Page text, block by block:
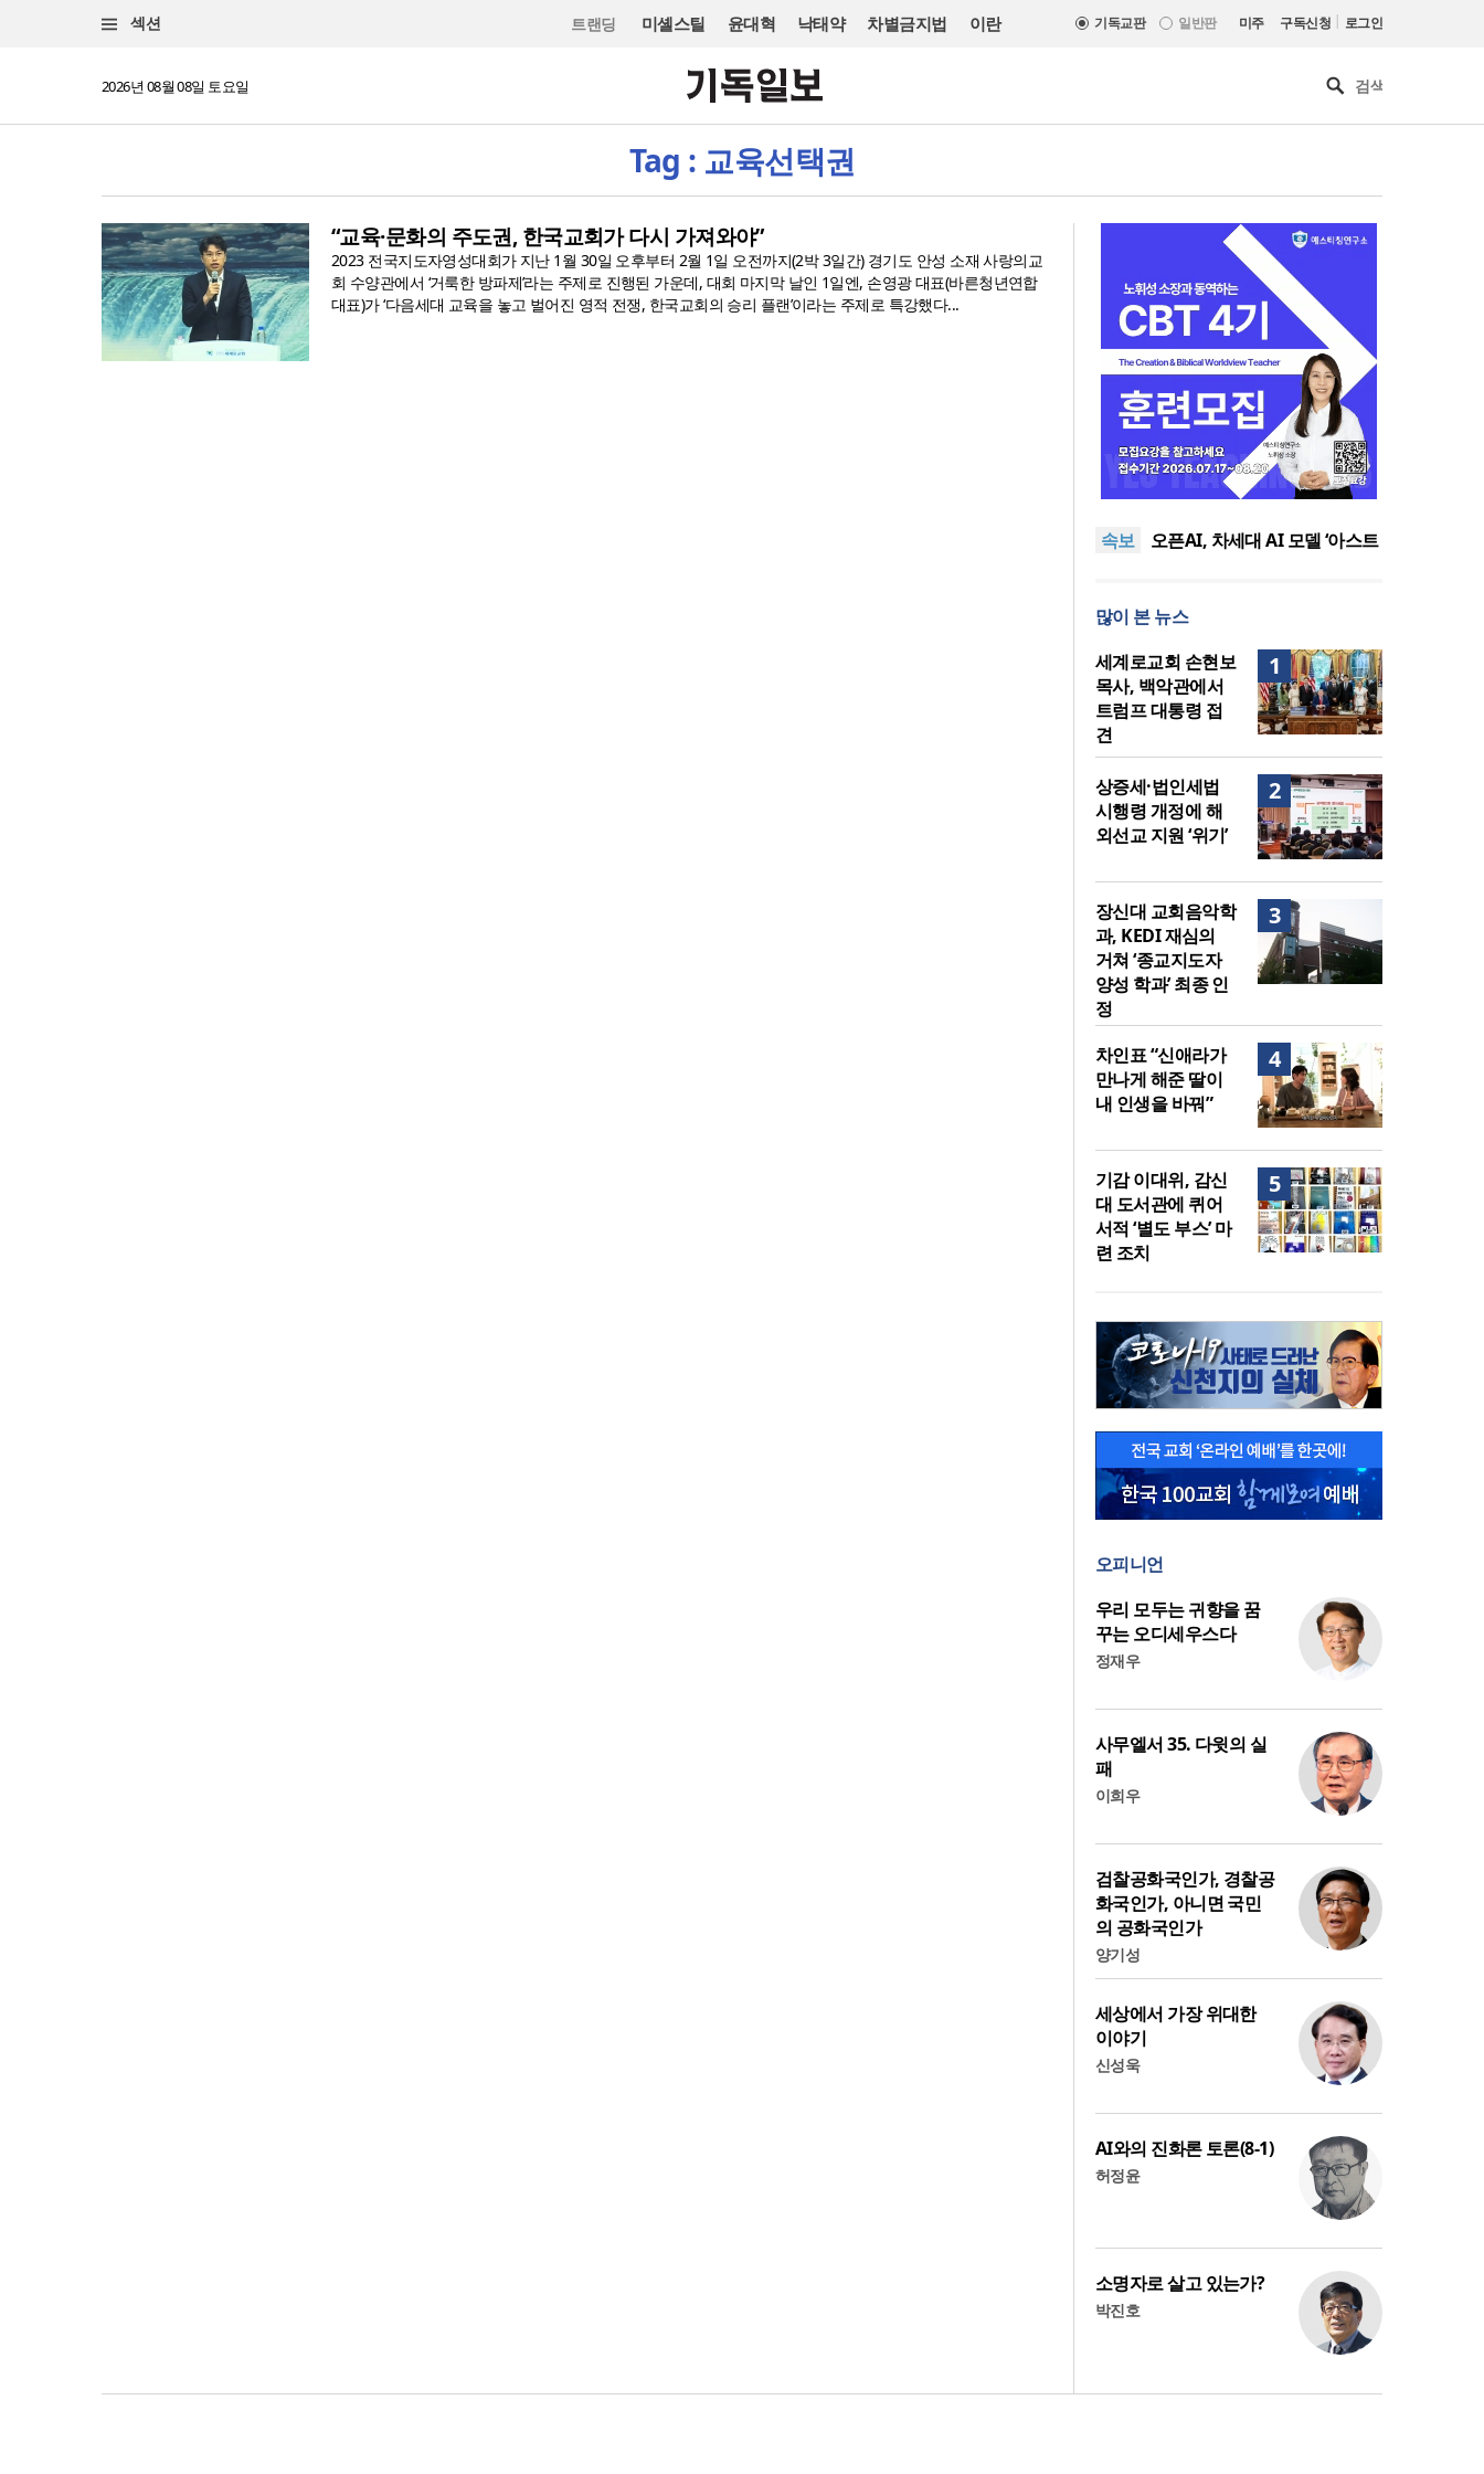
섹션 트랜딩 미셸스틸 윤대혁 낙태약 차별금지법 이란 기독교판 일반판 미주 구독신청 | 로그인
2026년 08월 08일 토요일
Tag : 교육선택권
“교육·문화의 주도권, 한국교회가 다시 가져와야”
2023 전국지도자영성대회가 지난 1월 30일 오후부터 2월 1일 오전까지(2박 3일간) 경기도 안성 소재 사랑의교
회 수양관에서 ‘거룩한 방파제’라는 주제로 진행된 가운데, 대회 마지막 날인 1일엔, 손영광 대표(바른청년연합
대표)가 ‘다음세대 교육을 놓고 벌어진 영적 전쟁, 한국교회의 승리 플랜’이라는 주제로 특강했다...
속보
기감 이대위, 감신대 도서관에
명… 전년 동기 대비 34.4% 감
오픈AI, 차세대 AI 모델 ‘아스트
찰 수사 11개월째
관측에 재차 반대… “미래세대
위한 국가적 자산”
기감 이대위, 감신대 도서관에
퀴어서적 ‘별도 부스’ 마련 조치
2026년 상반기 탈북민 입국 63
명… 전년 동기 대비 34.4% 감
소
많이 본 뉴스
1
세계로교회 손현보
목사, 백악관에서
트럼프 대통령 접
견
2
상증세·법인세법
시행령 개정에 해
외선교 지원 ‘위기’
3
장신대 교회음악학
과, KEDI 재심의
거쳐 ‘종교지도자
양성 학과’ 최종 인
정
4
차인표 “신애라가
만나게 해준 딸이
내 인생을 바꿔”
5
기감 이대위, 감신
대 도서관에 퀴어
서적 ‘별도 부스’ 마
련 조치
오피니언
우리 모두는 귀향을 꿈
꾸는 오디세우스다
정재우
사무엘서 35. 다윗의 실
패
이희우
검찰공화국인가, 경찰공
화국인가, 아니면 국민
의 공화국인가
양기성
세상에서 가장 위대한
이야기
신성욱
AI와의 진화론 토론(8-1)
허정윤
소명자로 살고 있는가?
박진호